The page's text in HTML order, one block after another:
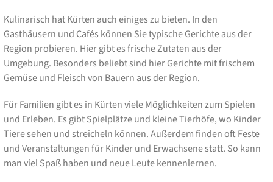
Kulinarisch hat Kürten auch einiges zu bieten. In den
Gasthäusern und Cafés können Sie typische Gerichte aus der
Region probieren. Hier gibt es frische Zutaten aus der
Umgebung. Besonders beliebt sind hier Gerichte mit frischem
Gemüse und Fleisch von Bauern aus der Region.
Für Familien gibt es in Kürten viele Möglichkeiten zum Spielen
und Erleben. Es gibt Spielplätze und kleine Tierhöfe, wo Kinder
Tiere sehen und streicheln können. Außerdem finden oft Feste
und Veranstaltungen für Kinder und Erwachsene statt. So kann
man viel Spaß haben und neue Leute kennenlernen.